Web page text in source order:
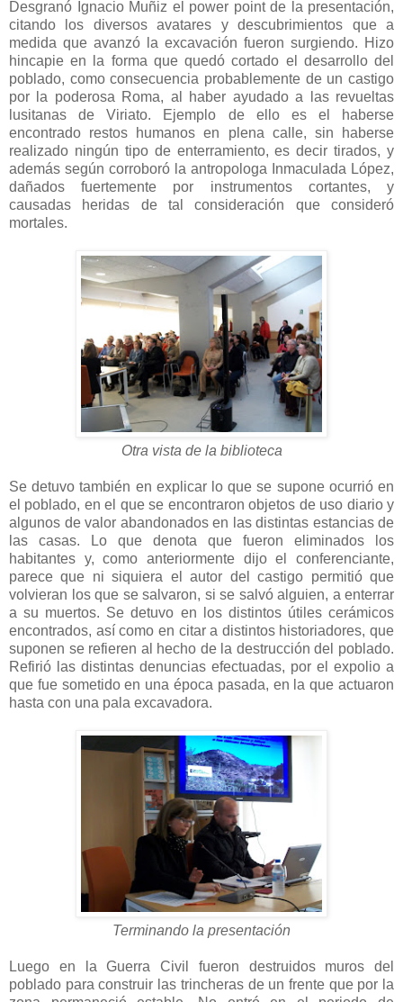
Desgranó Ignacio Muñiz el power point de la presentación,
citando los diversos avatares y descubrimientos que a
medida que avanzó la excavación fueron surgiendo. Hizo
hincapie en la forma que quedó cortado el desarrollo del
poblado, como consecuencia probablemente de un castigo
por la poderosa Roma, al haber ayudado a las revueltas
lusitanas de Viriato. Ejemplo de ello es el haberse
encontrado restos humanos en plena calle, sin haberse
realizado ningún tipo de enterramiento, es decir tirados, y
además según corroboró la antropologa Inmaculada López,
dañados fuertemente por instrumentos cortantes, y
causadas heridas de tal consideración que consideró
mortales.
Otra vista de la biblioteca
Se detuvo también en explicar lo que se supone ocurrió en
el poblado, en el que se encontraron objetos de uso diario y
algunos de valor abandonados en las distintas estancias de
las casas. Lo que denota que fueron eliminados los
habitantes y, como anteriormente dijo el conferenciante,
parece que ni siquiera el autor del castigo permitió que
volvieran los que se salvaron, si se salvó alguien, a enterrar
a su muertos. Se detuvo en los distintos útiles cerámicos
encontrados, así como en citar a distintos historiadores, que
suponen se refieren al hecho de la destrucción del poblado.
Refirió las distintas denuncias efectuadas, por el expolio a
que fue sometido en una época pasada, en la que actuaron
hasta con una pala excavadora.
Terminando la presentación
Luego en la Guerra Civil fueron destruidos muros del
poblado para construir las trincheras de un frente que por la